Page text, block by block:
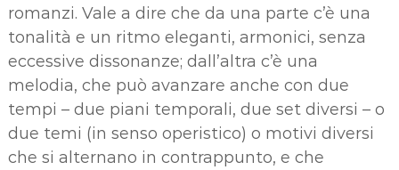
romanzi. Vale a dire che da una parte c’è una
tonalità e un ritmo eleganti, armonici, senza
eccessive dissonanze; dall’altra c’è una
melodia, che può avanzare anche con due
tempi – due piani temporali, due set diversi – o
due temi (in senso operistico) o motivi diversi
che si alternano in contrappunto, e che